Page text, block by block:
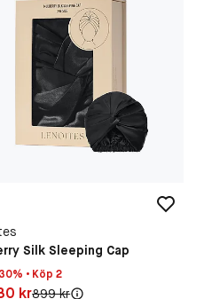
Silk Sleeping Cap
• Köp 2
kr
krOriginal pris:
899 kr